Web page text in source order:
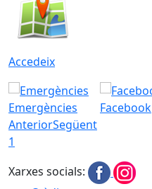
Accedeix
Emergències Facebook
AnteriorSegüent
1
Xarxes socials: